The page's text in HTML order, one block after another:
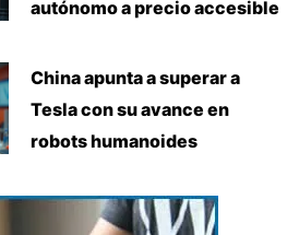
autónomo a precio accesible
China apunta a superar a
Tesla con su avance en
robots humanoides